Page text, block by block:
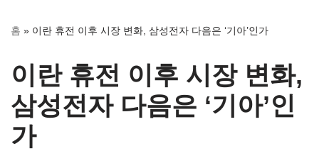
건
기
홈 » 이란 휴전 이후 시장 변화, 삼성전자 다음은 ‘기아’인가
이란 휴전 이후 시장 변화,
삼성전자 다음은 ‘기아’인
가